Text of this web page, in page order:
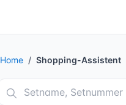
Home Shopping-Assistent